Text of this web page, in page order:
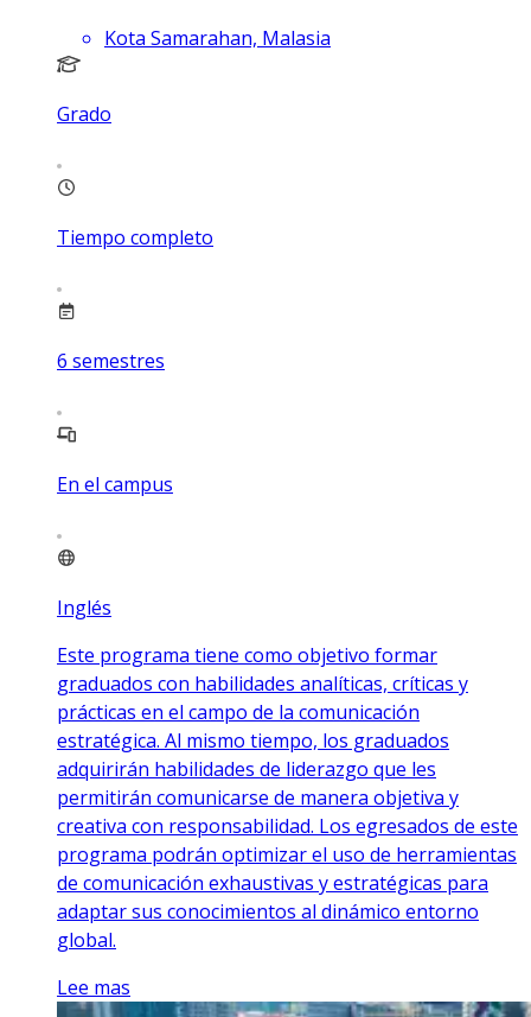
Kota Samarahan, Malasia
Grado
Tiempo completo
6 semestres
En el campus
Inglés
Este programa tiene como objetivo formar
graduados con habilidades analíticas, críticas y
prácticas en el campo de la comunicación
estratégica. Al mismo tiempo, los graduados
adquirirán habilidades de liderazgo que les
permitirán comunicarse de manera objetiva y
creativa con responsabilidad. Los egresados de este
programa podrán optimizar el uso de herramientas
de comunicación exhaustivas y estratégicas para
adaptar sus conocimientos al dinámico entorno
global.
Lee mas